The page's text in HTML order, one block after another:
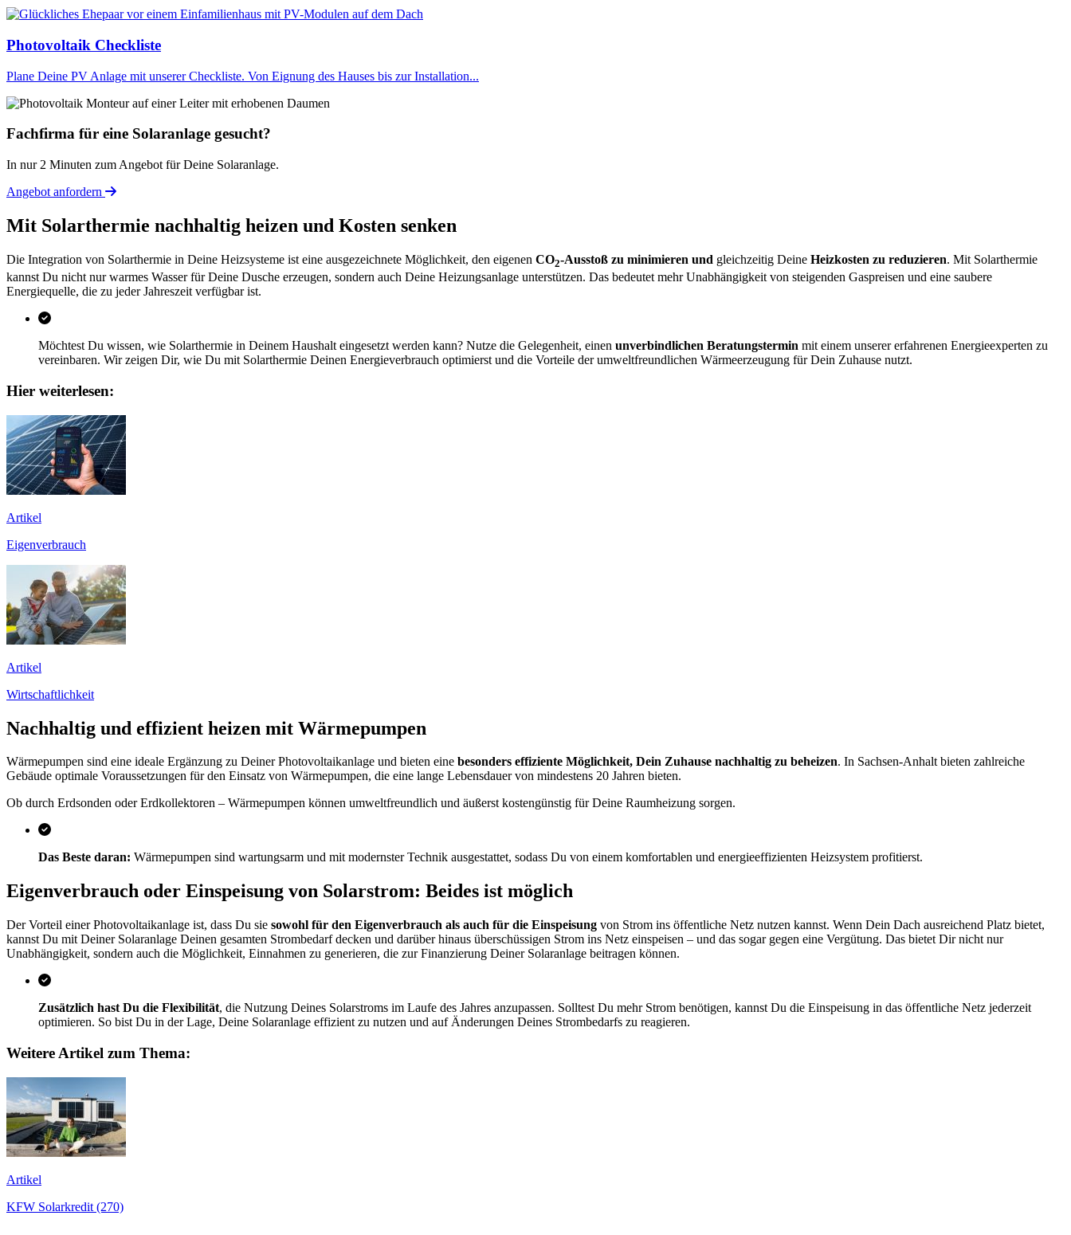
Photovoltaik Checkliste
Plane Deine PV Anlage mit unserer Checkliste. Von Eignung des Hauses bis zur Installation...
Fachfirma für eine Solaranlage gesucht?
In nur 2 Minuten zum Angebot für Deine Solaranlage.
Angebot anfordern
Mit Solarthermie nachhaltig heizen und Kosten senken
Die Integration von Solarthermie in Deine Heizsysteme ist eine ausgezeichnete Möglichkeit, den eigenen CO2-Ausstoß zu minimieren und gleichzeitig Deine Heizkosten zu reduzieren. Mit Solarthermie
kannst Du nicht nur warmes Wasser für Deine Dusche erzeugen, sondern auch Deine Heizungsanlage unterstützen. Das bedeutet mehr Unabhängigkeit von steigenden Gaspreisen und eine saubere
Energiequelle, die zu jeder Jahreszeit verfügbar ist.
Möchtest Du wissen, wie Solarthermie in Deinem Haushalt eingesetzt werden kann? Nutze die Gelegenheit, einen unverbindlichen Beratungstermin mit einem unserer erfahrenen Energieexperten zu
vereinbaren. Wir zeigen Dir, wie Du mit Solarthermie Deinen Energieverbrauch optimierst und die Vorteile der umweltfreundlichen Wärmeerzeugung für Dein Zuhause nutzt.
Hier weiterlesen:
Artikel
Eigenverbrauch
Artikel
Wirtschaftlichkeit
Nachhaltig und effizient heizen mit Wärmepumpen
Wärmepumpen sind eine ideale Ergänzung zu Deiner Photovoltaikanlage und bieten eine besonders effiziente Möglichkeit, Dein Zuhause nachhaltig zu beheizen. In Sachsen-Anhalt bieten zahlreiche
Gebäude optimale Voraussetzungen für den Einsatz von Wärmepumpen, die eine lange Lebensdauer von mindestens 20 Jahren bieten.
Ob durch Erdsonden oder Erdkollektoren – Wärmepumpen können umweltfreundlich und äußerst kostengünstig für Deine Raumheizung sorgen.
Das Beste daran: Wärmepumpen sind wartungsarm und mit modernster Technik ausgestattet, sodass Du von einem komfortablen und energieeffizienten Heizsystem profitierst.
Eigenverbrauch oder Einspeisung von Solarstrom: Beides ist möglich
Der Vorteil einer Photovoltaikanlage ist, dass Du sie sowohl für den Eigenverbrauch als auch für die Einspeisung von Strom ins öffentliche Netz nutzen kannst. Wenn Dein Dach ausreichend Platz bietet,
kannst Du mit Deiner Solaranlage Deinen gesamten Strombedarf decken und darüber hinaus überschüssigen Strom ins Netz einspeisen – und das sogar gegen eine Vergütung. Das bietet Dir nicht nur
Unabhängigkeit, sondern auch die Möglichkeit, Einnahmen zu generieren, die zur Finanzierung Deiner Solaranlage beitragen können.
Zusätzlich hast Du die Flexibilität, die Nutzung Deines Solarstroms im Laufe des Jahres anzupassen. Solltest Du mehr Strom benötigen, kannst Du die Einspeisung in das öffentliche Netz jederzeit
optimieren. So bist Du in der Lage, Deine Solaranlage effizient zu nutzen und auf Änderungen Deines Strombedarfs zu reagieren.
Weitere Artikel zum Thema:
Artikel
KFW Solarkredit (270)